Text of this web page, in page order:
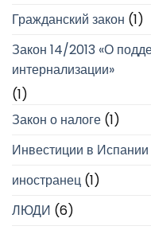
Гражданский закон (1)
Закон 14/2013 «О
интернализации»
(1)
Закон о налоге (1)
Инвестиции в Испании
иностранец (1)
ЛЮДИ (6)